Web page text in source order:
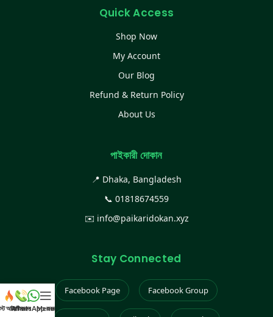
Quick Access
Shop Now
My Account
Our Blog
Refund & Return Policy
About Us
পাইকারী দোকান
📍 Dhaka, Bangladesh
📞 01818674559
✉️ info@paikaridokan.xyz
Stay Connected
Facebook Page Facebook Group
আইটেম
কল করুন
WhatsApp করুন
Menu